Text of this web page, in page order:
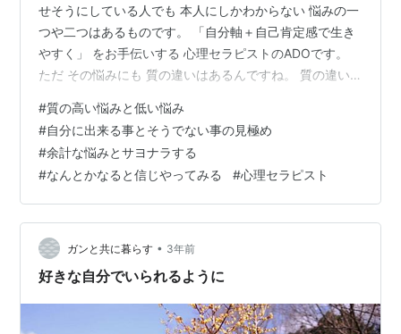
せそうにしている人でも 本人にしかわからない 悩みの一
つや二つはあるものです。 「自分軸＋自己肯定感で生き
やすく」 をお手伝いする 心理セラピストのADOです。
ただ その悩みにも 質の違いはあるんですね。 質の違い
の高いものとそうでないものがある と思っています。 質
の高い悩みとは 自分で考えて行動する状態で 質の低い悩
みとは 受け身の状態のこと。 たとえば なにかのトラブ
ルに巻き込まれた時 受け身でいたら ただ状況に翻弄され
出口が見えなくなってしまいますが、 手探りでも 自分で
考…
#質の高い悩みと低い悩み
#自分に出来る事とそうでない事の見極め
#余計な悩みとサヨナラする
#なんとかなると信じやってみる #心理セラピスト
ガンと共に暮らす • 3年前
好きな自分でいられるように